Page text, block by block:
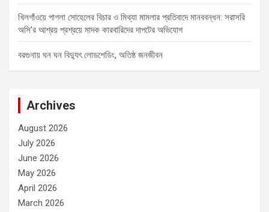
খিলগাঁওয়ে পাগলা সোহেলের বিচার ও মিথ্যা মামলার প্রতিবাদে মানববন্ধন: সরাসরি
অসি’র আশ্রয় প্রশ্রয়ে মাদক কারবারিদের দাপটের অভিযোগ
বরগুনায় ঘন ঘন বিদ্যুৎ লোডশেডিং, অতিষ্ঠ জনজীবন
Archives
August 2026
July 2026
June 2026
May 2026
April 2026
March 2026